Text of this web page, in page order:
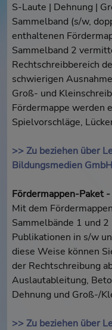
S-Laute | Dehnung |
Sammelband (s/w,
enthaltenen
Sammelband 2
Rechtschreibbereich
schwierigen
Groß- und
Fördermappe werden
Spielvorschläge,
>> Zu beziehen über
Bildungsmedien
Fördermappen-Paket
Mit dem
Sammelbände 1 und
Publikationen in s/w
diese Weise können
der Rechtschreibung
Auslautableitung,
Dehnung und Groß-/
>> Zu beziehen über